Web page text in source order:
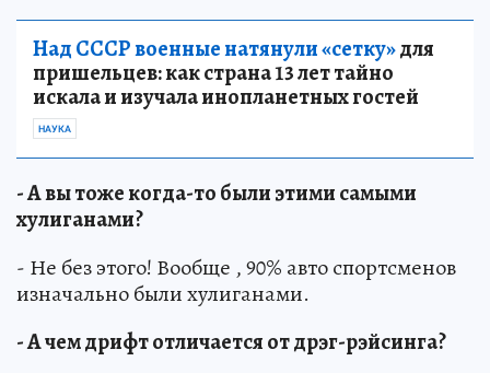
Над СССР военные натянули «сетку»для
пришельцев: как страна 13 лет тайно
искала и изучала инопланетных гостей
НАУКА
- А вы тоже когда-то были этими самыми
хулиганами?
- Не без этого! Вообще , 90% авто спортсменов
изначально были хулиганами.
- А чем дрифт отличается от дрэг-рэйсинга?